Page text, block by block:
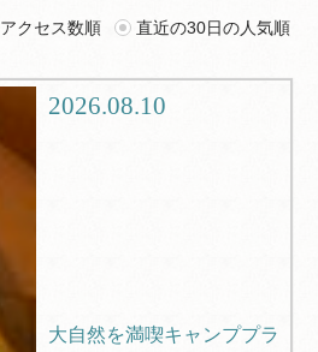
ツアー
アクセス数順 直近の30日の人気順
2026.08.10
大自然を満喫キャンププラ